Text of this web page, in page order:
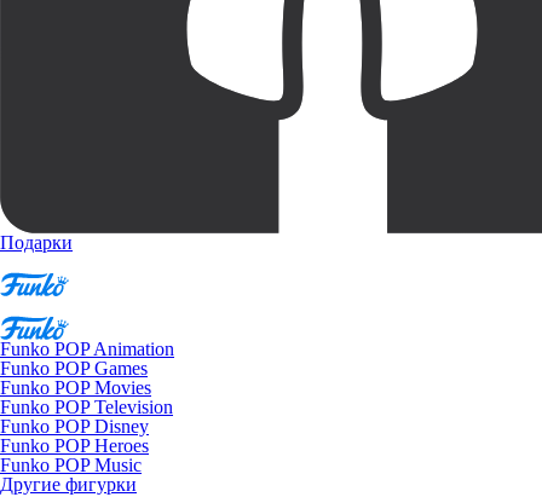
Подарки
Funko POP Animation
Funko POP Games
Funko POP Movies
Funko POP Television
Funko POP Disney
Funko POP Heroes
Funko POP Music
Другие фигурки